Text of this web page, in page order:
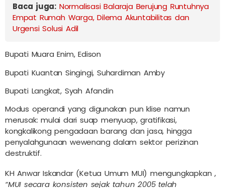
Baca juga: Normalisasi Balaraja Berujung Runtuhnya
Empat Rumah Warga, Dilema Akuntabilitas dan
Urgensi Solusi Adil
Bupati Muara Enim, Edison
Bupati Kuantan Singingi, Suhardiman Amby
Bupati Langkat, Syah Afandin
Modus operandi yang digunakan pun klise namun
merusak: mulai dari suap menyuap, gratifikasi,
kongkalikong pengadaan barang dan jasa, hingga
penyalahgunaan wewenang dalam sektor perizinan
destruktif.
KH Anwar Iskandar (Ketua Umum MUI) mengungkapkan ,
“MUI secara konsisten sejak tahun 2005 telah